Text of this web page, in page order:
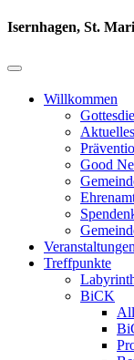
Isernhagen, St.
Willkommen
Aktuelles
Good
Veranstaltungen
Treffpunkte
BiCK